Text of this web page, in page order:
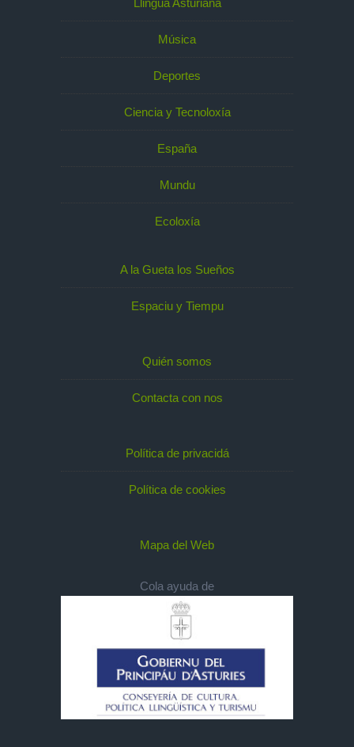
Música
Deportes
Ciencia y Tecnoloxía
España
Mundu
Ecoloxía
A la Gueta los Sueños
Espaciu y Tiempu
Quién somos
Contacta con nos
Política de privacidá
Política de cookies
Mapa del Web
Cola ayuda de